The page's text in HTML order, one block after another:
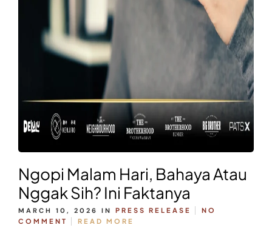
Ngopi Malam Hari, Bahaya Atau
Nggak Sih? Ini Faktanya
MARCH 10, 2026 IN PRESS RELEASE
NO
COMMENT
READ MORE